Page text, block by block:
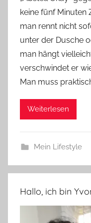
keine fünf Minuten
man rennt nicht
unter der Dusche
man hängt
verschwindet er
Man muss
Weiterlesen
Mein Lifestyle
Hallo, ich bin